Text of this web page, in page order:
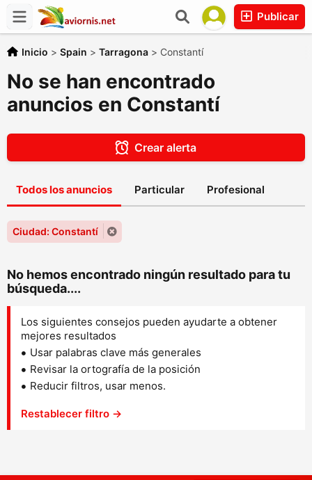
Publicar
Inicio > Spain > Tarragona > Constantí
No se han encontrado
anuncios en Constantí
Crear alerta
Todos los anuncios Particular Profesional
Ciudad: Constantí
No hemos encontrado ningún resultado para tu
búsqueda....
Los siguientes consejos pueden ayudarte a obtener
mejores resultados
Usar palabras clave más generales
Revisar la ortografía de la posición
Reducir filtros, usar menos.
Restablecer filtro →